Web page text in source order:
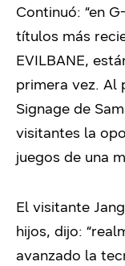
Continuó: “en
títulos más
EVILBANE,
primera vez. Al
Signage de
visitantes la
juegos de una
El visitante
hijos, dijo:
avanzado la